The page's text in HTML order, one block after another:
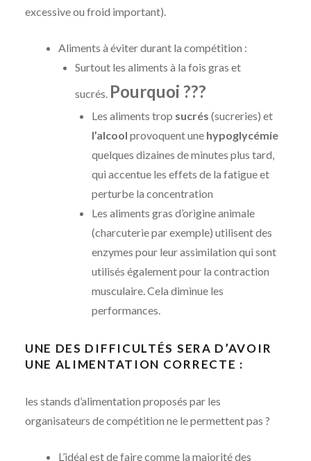
excessive ou froid important).
Aliments à éviter durant la compétition :
Surtout les aliments à la fois gras et
sucrés. Pourquoi ???
Les aliments trop sucrés (sucreries) et
l’alcool provoquent une hypoglycémie
quelques dizaines de minutes plus tard,
qui accentue les effets de la fatigue et
perturbe la concentration
Les aliments gras d’origine animale
(charcuterie par exemple) utilisent des
enzymes pour leur assimilation qui sont
utilisés également pour la contraction
musculaire. Cela diminue les
performances.
UNE DES DIFFICULTÉS SERA D’AVOIR
UNE ALIMENTATION CORRECTE :
les stands d’alimentation proposés par les
organisateurs de compétition ne le permettent pas ?
L’idéal est de faire comme la majorité des